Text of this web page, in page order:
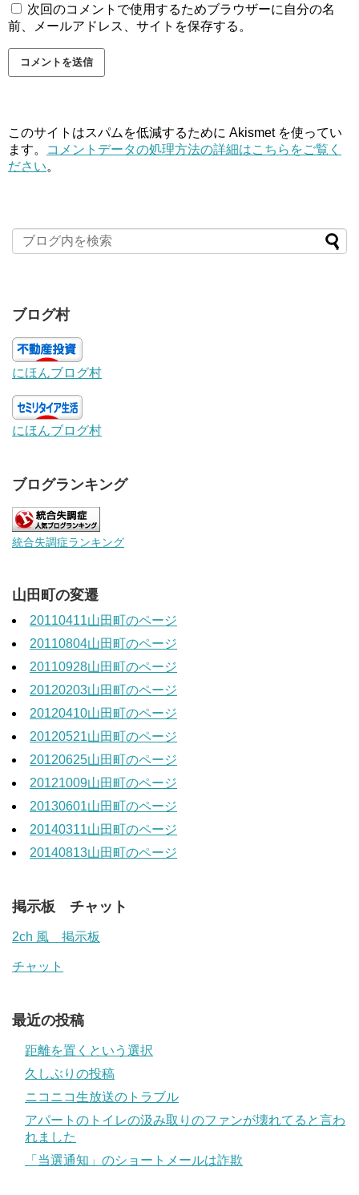
次回のコメントで使用するためブラウザーに自分の名
前、メールアドレス、サイトを保存する。
このサイトはスパムを低減するために Akismet を使ってい
ます。
コメントデータの処理方法の詳細はこちらをご覧く
ださい。
ブログ村
にほんブログ村
にほんブログ村
ブログランキング
統合失調症ランキング
山田町の変遷
20110411山田町のページ
20110804山田町のページ
20110928山田町のページ
20120203山田町のページ
20120410山田町のページ
20120521山田町のページ
20120625山田町のページ
20121009山田町のページ
20130601山田町のページ
20140311山田町のページ
20140813山田町のページ
掲示板 チャット
2ch 風 掲示板
チャット
最近の投稿
距離を置くという選択
久しぶりの投稿
ニコニコ生放送のトラブル
アパートのトイレの汲み取りのファンが壊れてると言わ
れました
「当選通知」のショートメールは詐欺